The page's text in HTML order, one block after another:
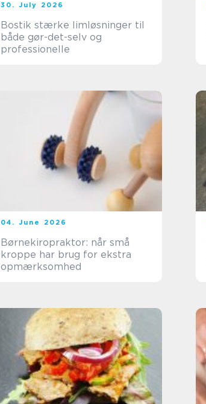
30. July 2026
Bostik stærke limløsninger til
både gør-det-selv og
professionelle
04. June 2026
Børnekiropraktor: når små
kroppe har brug for ekstra
opmærksomhed